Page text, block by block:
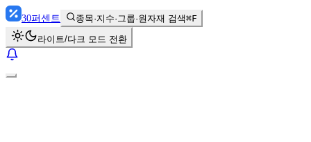
30퍼센트 종목·지수·그룹·원자재 검색⌘F
라이트/다크 모드 전환